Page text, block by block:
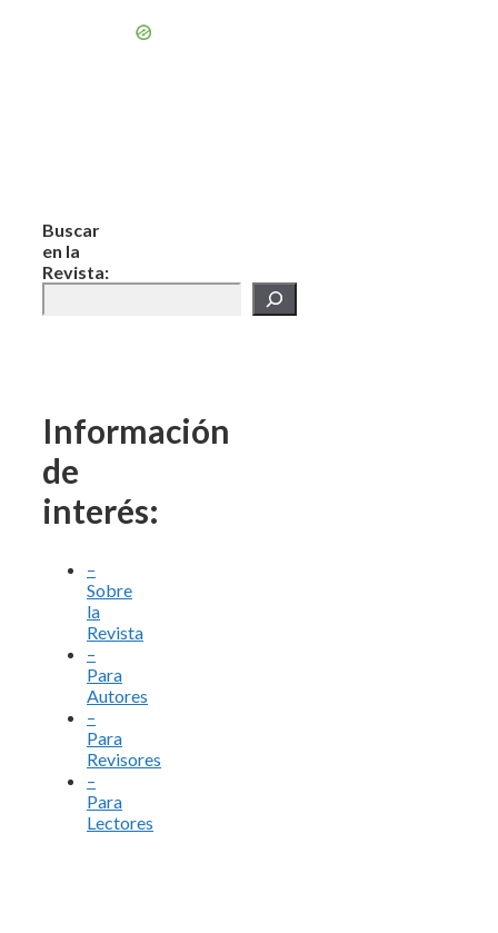
Buscar
en la
Revista:
Información
de
interés:
–
Sobre
la
Revista
–
Para
Autores
–
Para
Revisores
–
Para
Lectores